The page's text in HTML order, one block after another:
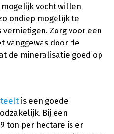
vocht willen
ondiep mogelijk te
Zorg voor een
vanggewas door de
de mineralisatie goed op
is een goede
Bij een
ton per hectare is er